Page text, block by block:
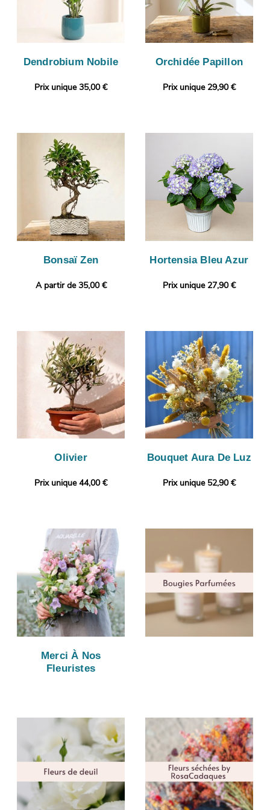
Dendrobium Nobile
Prix unique 35,00 €
Orchidée Papillon
Prix unique 29,90 €
Bonsaï Zen
A partir de 35,00 €
Hortensia Bleu Azur
Prix unique 27,90 €
Olivier
Prix unique 44,00 €
Bouquet Aura De Luz
Prix unique 52,90 €
Merci À Nos
Fleuristes